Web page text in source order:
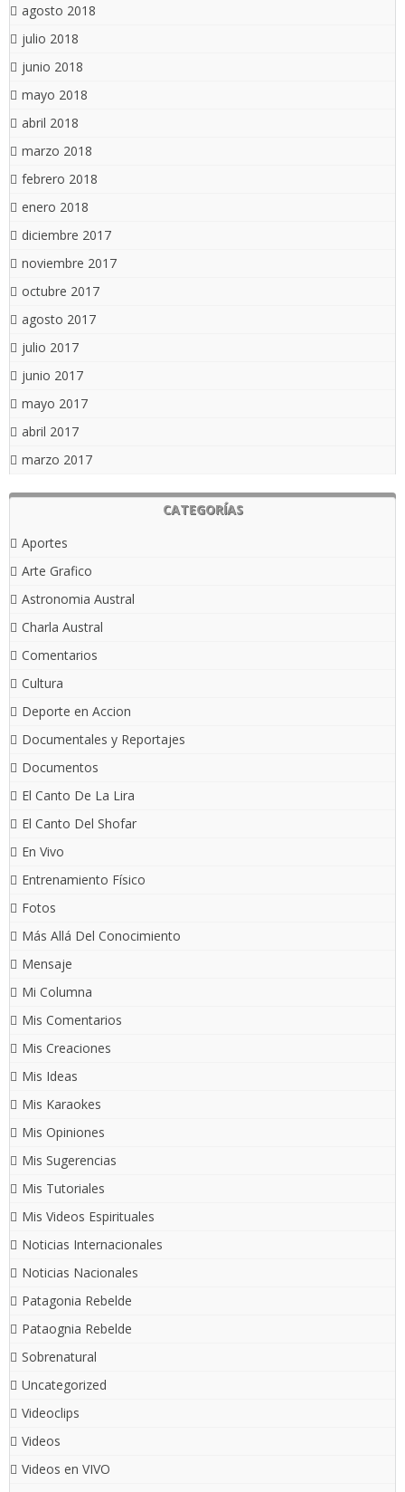
agosto 2018
julio 2018
junio 2018
mayo 2018
abril 2018
marzo 2018
febrero 2018
enero 2018
diciembre 2017
noviembre 2017
octubre 2017
agosto 2017
julio 2017
junio 2017
mayo 2017
abril 2017
marzo 2017
CATEGORÍAS
Aportes
Arte Grafico
Astronomia Austral
Charla Austral
Comentarios
Cultura
Deporte en Accion
Documentales y Reportajes
Documentos
El Canto De La Lira
El Canto Del Shofar
En Vivo
Entrenamiento Físico
Fotos
Más Allá Del Conocimiento
Mensaje
Mi Columna
Mis Comentarios
Mis Creaciones
Mis Ideas
Mis Karaokes
Mis Opiniones
Mis Sugerencias
Mis Tutoriales
Mis Videos Espirituales
Noticias Internacionales
Noticias Nacionales
Patagonia Rebelde
Pataognia Rebelde
Sobrenatural
Uncategorized
Videoclips
Videos
Videos en VIVO